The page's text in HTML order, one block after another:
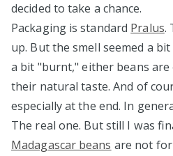
decided to take a chance.
Packaging is standard Pralus.
up. But the smell seemed a
a bit "burnt," either beans
their natural taste. And of
especially at the end. In
The real one. But still I was
Madagascar beans are not for